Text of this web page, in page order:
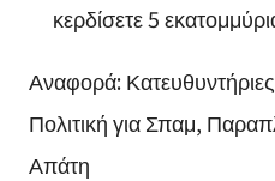
κερδίσετε 5
Αναφορά:
Πολιτική για Σπαμ,
Απάτη